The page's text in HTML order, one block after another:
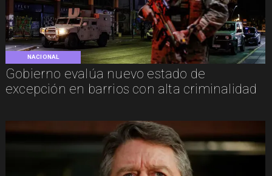
NACIONAL
Gobierno evalúa nuevo estado de
excepción en barrios con alta criminalidad